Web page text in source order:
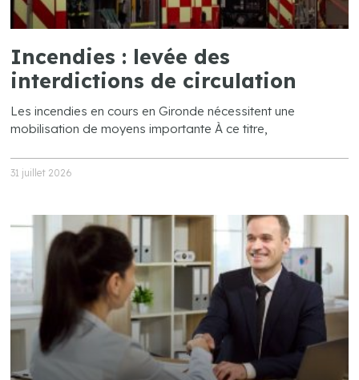
Incendies : levée des
interdictions de circulation
Les incendies en cours en Gironde nécessitent une
mobilisation de moyens importante À ce titre,
31 juillet 2026